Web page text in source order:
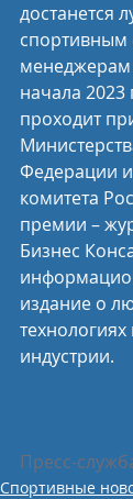
достанется
менеджерам
начала
проходит
Федерации
комитета
премии –
Бизнес
издание о
индустрии.
Пресс-
Спортивные